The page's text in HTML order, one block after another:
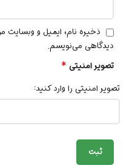
ذخیره نام، ایمیل و وبسایت
دیدگاهی می‌نویسم.
تصویر امنیتی *
تصویر امنیتی را وارد کنید: